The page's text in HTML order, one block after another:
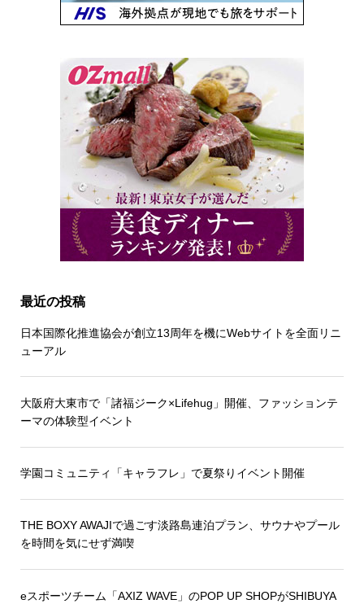
最近の投稿
日本国際化推進協会が創立13周年を機にWebサイトを全面リニ
ューアル
大阪府大東市で「諸福ジーク×Lifehug」開催、ファッションテ
ーマの体験型イベント
学園コミュニティ「キャラフレ」で夏祭りイベント開催
THE BOXY AWAJIで過ごす淡路島連泊プラン、サウナやプール
を時間を気にせず満喫
eスポーツチーム「AXIZ WAVE」のPOP UP SHOPがSHIBUYA